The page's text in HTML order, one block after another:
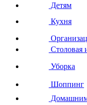
Детям
Кухня
Столовая
Уборка
Шоппинг